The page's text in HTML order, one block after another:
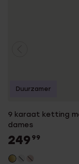
9 karaat ketting
dames
249 99
Duurzamer